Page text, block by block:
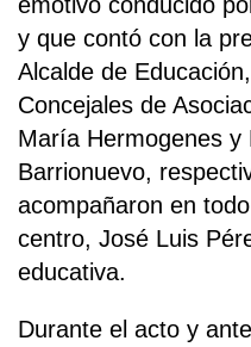
y que contó con la
Alcalde de
Concejales de
María Hermogenes y
Barrionuevo,
acompañaron en
centro, José Luis
educativa.
Durante el acto y